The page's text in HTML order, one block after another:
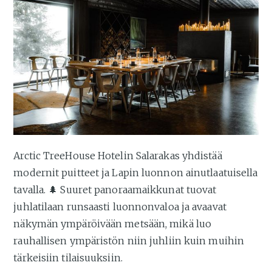
Arctic TreeHouse Hotelin Salarakas yhdistää
modernit puitteet ja Lapin luonnon ainutlaatuisella
tavalla. 🌲 Suuret panoraamaikkunat tuovat
juhlatilaan runsaasti luonnonvaloa ja avaavat
näkymän ympäröivään metsään, mikä luo
rauhallisen ympäristön niin juhliin kuin muihin
tärkeisiin tilaisuuksiin.